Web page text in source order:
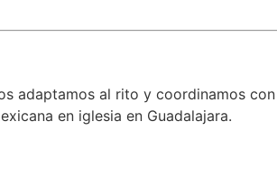
adaptamos al rito y coordinamos
en iglesia en Guadalajara.